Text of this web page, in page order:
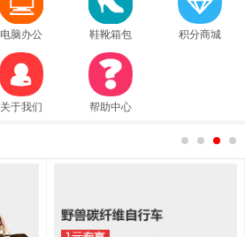
电脑办公 鞋靴箱包 积分商城
关于我们 帮助中心